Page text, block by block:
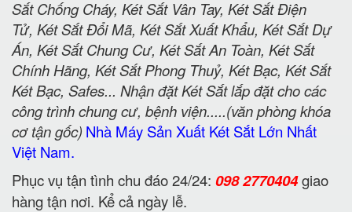
Sắt Chống Cháy, Két Sắt Vân Tay, Két Sắt Điện
Tử, Két Sắt Đổi Mã, Két Sắt Xuất Khẩu, Két Sắt Dự
Án, Két Sắt Chung Cư, Két Sắt An Toàn, Két Sắt
Chính Hãng, Két Sắt Phong Thuỷ, Két Bạc, Két Sắt
Két Bạc, Safes... Nhận đặt Két Sắt lắp đặt cho các
công trình chung cư, bệnh viện.....(văn phòng khóa
cơ tận gốc) Nhà Máy Sản Xuất Két Sắt Lớn Nhất
Việt Nam.
Phục vụ tận tình chu đáo 24/24: 098 2770404giao
hàng tận nơi. Kể cả ngày lễ.